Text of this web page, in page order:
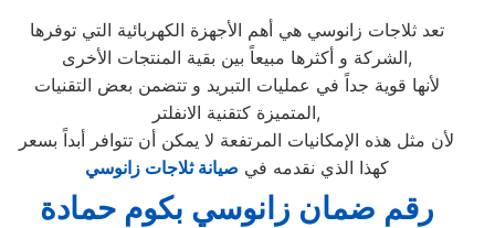
تعد ثلاجات زانوسي هي أهم الأجهزة الكهربائية التي توفرها
الشركة و أكثرها مبيعاً بين بقية المنتجات الأخرى,
لأنها قوية جداً في عمليات التبريد و تتضمن بعض التقنيات
المتميزة كتقنية الانفلتر,
لأن مثل هذه الإمكانيات المرتفعة لا يمكن أن تتوافر أبداً بسعر
كهذا الذي نقدمه في صيانة ثلاجات زانوسي
رقم ضمان زانوسي بكوم حمادة